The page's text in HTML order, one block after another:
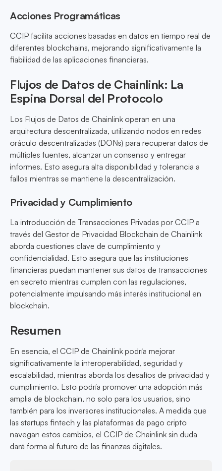
Acciones Programáticas
CCIP facilita acciones basadas en datos en tiempo real de
diferentes blockchains, mejorando significativamente la
fiabilidad de las aplicaciones financieras.
Flujos de Datos de Chainlink: La
Espina Dorsal del Protocolo
Los Flujos de Datos de Chainlink operan en una
arquitectura descentralizada, utilizando nodos en redes
oráculo descentralizadas (DONs) para recuperar datos de
múltiples fuentes, alcanzar un consenso y entregar
informes. Esto asegura alta disponibilidad y tolerancia a
fallos mientras se mantiene la descentralización.
Privacidad y Cumplimiento
La introducción de Transacciones Privadas por CCIP a
través del Gestor de Privacidad Blockchain de Chainlink
aborda cuestiones clave de cumplimiento y
confidencialidad. Esto asegura que las instituciones
financieras puedan mantener sus datos de transacciones
en secreto mientras cumplen con las regulaciones,
potencialmente impulsando más interés institucional en
blockchain.
Resumen
En esencia, el CCIP de Chainlink podría mejorar
significativamente la interoperabilidad, seguridad y
escalabilidad, mientras aborda los desafíos de privacidad y
cumplimiento. Esto podría promover una adopción más
amplia de blockchain, no solo para los usuarios, sino
también para los inversores institucionales. A medida que
las startups fintech y las plataformas de pago cripto
navegan estos cambios, el CCIP de Chainlink sin duda
dará forma al futuro de las finanzas digitales.